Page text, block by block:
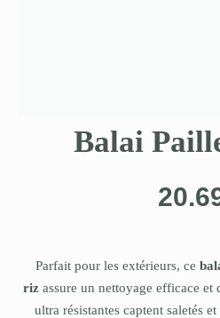
Balai
Parfait pour les extérieurs, ce
rizassure un nettoyage efficace et
ultra résistantes captent saletés